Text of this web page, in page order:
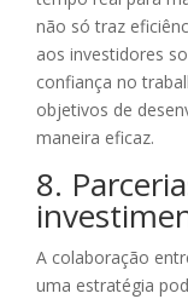
não só traz
aos investidores
confiança no
objetivos de
maneira eficaz.
8.
A colaboração
uma estratégia